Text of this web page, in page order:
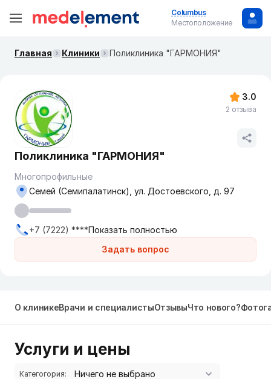
Columbus
Местоположение
Главная Клиники Поликлиника "ГАРМОНИЯ"
Поликлиника "ГАРМОНИЯ"
Многопрофильные
Задать вопрос
Семей (Семипалатинск), ул. Достоевского, д. 97
+7 (7222) ****Показать полностью
3.0
2 отзыва
О клиникеВрачи и специалистыОтзывыЧто нового?
Услуги и цены
Категогория: